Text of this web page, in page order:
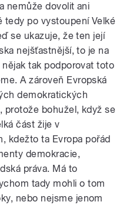
nemůže dovolit ani
tedy po vystoupení Velké
se ukazuje, že ten její
nejšťastnější, to je na
tak podporovat toto
A zároveň Evropská
demokratických
protože bohužel, když se
část žije v
kdežto ta Evropa pořád
demokracie,
práva. Má to
tady mohli o tom
nebo nejsme jenom